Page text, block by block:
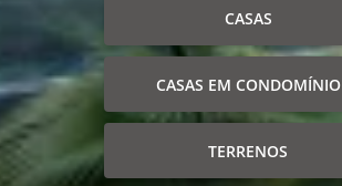
CASAS
CASAS EM CONDOMÍNIO
TERRENOS